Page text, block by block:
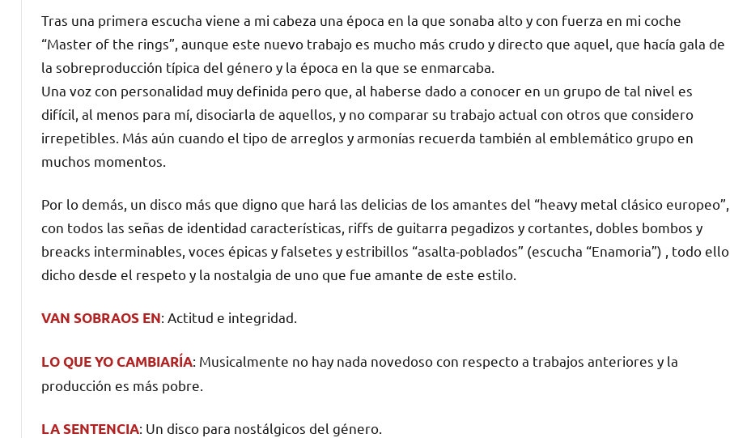
Tras una primera escucha viene a mi cabeza una época en la que sonaba alto y con fuerza en mi coche
“Master of the rings”, aunque este nuevo trabajo es mucho más crudo y directo que aquel, que hacía gala de
la sobreproducción típica del género y la época en la que se enmarcaba.
Una voz con personalidad muy definida pero que, al haberse dado a conocer en un grupo de tal nivel es
difícil, al menos para mí, disociarla de aquellos, y no comparar su trabajo actual con otros que considero
irrepetibles. Más aún cuando el tipo de arreglos y armonías recuerda también al emblemático grupo en
muchos momentos.
Por lo demás, un disco más que digno que hará las delicias de los amantes del “heavy metal clásico europeo”,
con todos las señas de identidad características, riffs de guitarra pegadizos y cortantes, dobles bombos y
breacks interminables, voces épicas y falsetes y estribillos “asalta-poblados” (escucha “Enamoria”) , todo ello
dicho desde el respeto y la nostalgia de uno que fue amante de este estilo.
VAN SOBRAOS EN: Actitud e integridad.
LO QUE YO CAMBIARÍA: Musicalmente no hay nada novedoso con respecto a trabajos anteriores y la
producción es más pobre.
LA SENTENCIA: Un disco para nostálgicos del género.